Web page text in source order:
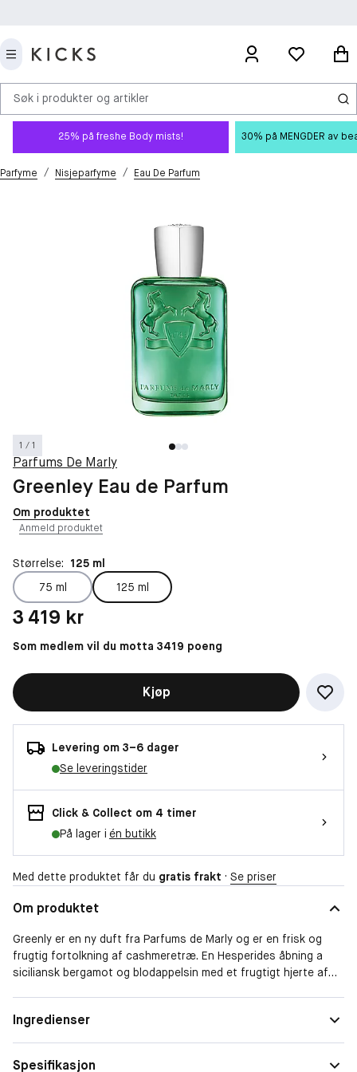
Søk i produkter og artikler
25% på freshe Body mists! 30% på MENGDER av
Parfyme / Nisjeparfyme / Eau De Parfum
1 / 1
Parfums De Marly
Greenley Eau de Parfum
Om produktet
Anmeld produktet
Størrelse: 125 ml
75 ml
125 ml
Pris: 3 419 kr
3 419 kr
Som medlem vil du motta 3419 poeng
Kjøp
Levering om 3–6 dager
Se leveringstider
Click & Collect om 4 timer
På lager i én butikk
Med dette produktet får du gratis frakt · Se priser
Om produktet
Greenly er en ny duft fra Parfums de Marly og er en frisk og
frugtig fortolkning af cashmeretræ. En Hesperides åbning a
siciliansk bergamot og blodappelsin med et frugtigt hjerte af
Hjertenoter af mandarin, grøn æble, hvidt cedertræ samt
bundnoter af tørt rav, mørk rom og sort moskus.
Ingredienser
Spesifikasjon